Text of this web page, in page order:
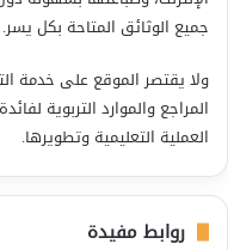
جميع الوثائق المتاحة بكل يسر.
ولا يقتصر الموقع على خدمة
المراجع والموارد التربوية
العملية التعليمية وتطويرها.
روابط مفيدة